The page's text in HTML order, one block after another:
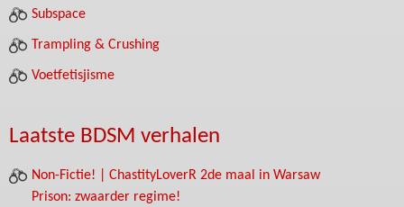
Subspace
Trampling & Crushing
Voetfetisjisme
Laatste BDSM verhalen
Non-Fictie! | ChastityLoverR 2de maal in Warsaw
Prison: zwaarder regime!